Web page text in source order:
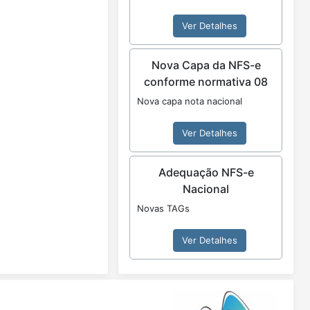
Ver Detalhes
Nova Capa da NFS-e
conforme normativa 08
Nova capa nota nacional
Ver Detalhes
Adequação NFS-e
Nacional
Novas TAGs
Ver Detalhes